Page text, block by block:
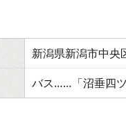
新潟県新潟市中央
バス……「沼垂四